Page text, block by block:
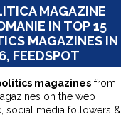
MAGAZINE
IN TOP 15
MAGAZINES IN
FEEDSPOT
magazines from
on the web
social media followers &